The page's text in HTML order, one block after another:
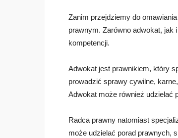
Zanim przejdziemy do
prawnym. Zarówno adwokat, jak
kompetencji.
Adwokat jest prawnikiem, który
prowadzić sprawy cywilne,
Adwokat może również udzielać
Radca prawny natomiast
może udzielać porad prawnych,